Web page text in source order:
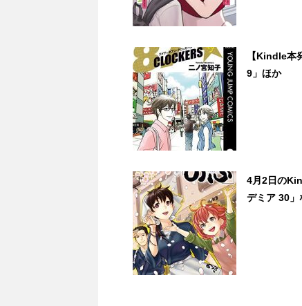
【Kindle本
9」ほか
4月2日の
デミア 30」